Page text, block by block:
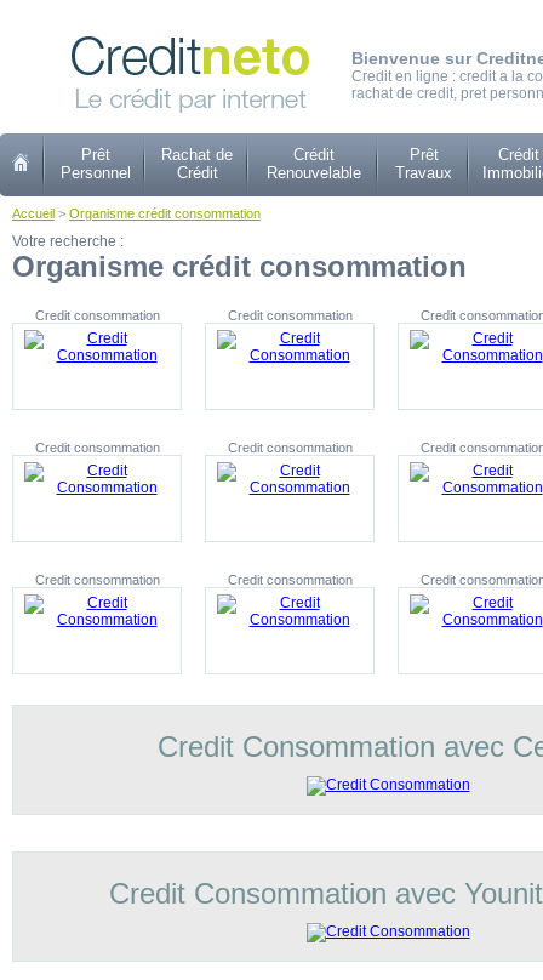
Bienvenue sur
Credit en ligne : credit a la
rachat de credit, pret
Prêt
Personnel
Rachat de
Crédit
Crédit
Renouvelable
Prêt
Travaux
Crédit
Accueil > Organisme crédit consommation
Votre recherche :
Organisme crédit consommation
Credit consommation Credit consommation Credit
Credit consommation Credit consommation Credit
Credit consommation Credit consommation Credit
Credit Consommation avec
Credit Consommation avec